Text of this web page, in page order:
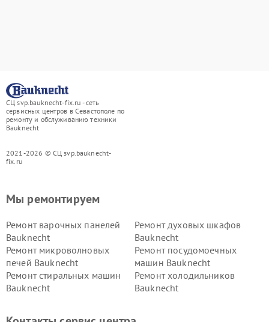
СЦ svp.bauknecht-fix.ru - сеть
сервисных центров в Севастополе по
ремонту и обслуживанию техники
Bauknecht
2021-2026 © СЦ svp.bauknecht-
fix.ru
Мы ремонтируем
Ремонт варочных панелей
Bauknecht
Ремонт духовых шкафов
Bauknecht
Ремонт микроволновых
печей Bauknecht
Ремонт посудомоечных
машин Bauknecht
Ремонт стиральных машин
Bauknecht
Ремонт холодильников
Bauknecht